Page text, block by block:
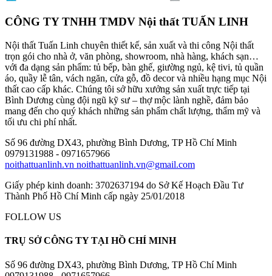
CÔNG TY TNHH TMDV Nội thất TUẤN LINH
Nội thất Tuấn Linh chuyên thiết kế, sản xuất và thi công Nội thất
trọn gói cho nhà ở, văn phòng, showroom, nhà hàng, khách sạn…
với đa dạng sản phẩm: tủ bếp, bàn ghế, giường ngủ, kệ tivi, tủ quần
áo, quầy lễ tân, vách ngăn, cửa gỗ, đồ decor và nhiều hạng mục Nội
thất cao cấp khác. Chúng tôi sở hữu xưởng sản xuất trực tiếp tại
Bình Dương cùng đội ngũ kỹ sư – thợ mộc lành nghề, đảm bảo
mang đến cho quý khách những sản phẩm chất lượng, thẩm mỹ và
tối ưu chi phí nhất.
Số 96 đường DX43, phường Bình Dương, TP Hồ Chí Minh
0979131988 - 0971657966
noithattuanlinh.vn noithattuanlinh.vn@gmail.com
Giấy phép kinh doanh: 3702637194 do Sở Kế Hoạch Đầu Tư
Thành Phố Hồ Chí Minh cấp ngày 25/01/2018
FOLLOW US
TRỤ SỞ CÔNG TY TẠI HỒ CHÍ MINH
Số 96 đường DX43, phường Bình Dương, TP Hồ Chí Minh